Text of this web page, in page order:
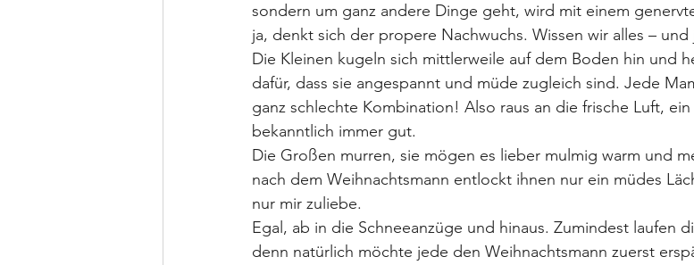
sondern um ganz andere Dinge geht, wird mit einem
ja, denkt sich der propere Nachwuchs. Wissen wir alles –
Die Kleinen kugeln sich mittlerweile auf dem Boden hin und
dafür, dass sie angespannt und müde zugleich sind. Jede
ganz schlechte Kombination! Also raus an die frische Luft,
bekanntlich immer gut.
Die Großen murren, sie mögen es lieber mulmig warm und
nach dem Weihnachtsmann entlockt ihnen nur ein müdes
nur mir zuliebe.
Egal, ab in die Schneeanzüge und hinaus. Zumindest laufen
denn natürlich möchte jede den Weihnachtsmann zuerst